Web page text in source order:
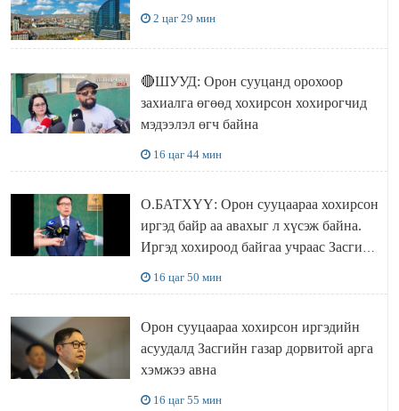
2 цаг 29 мин
🔴ШУУД: Орон сууцанд орохоор
захиалга өгөөд хохирсон хохирогчид
мэдээлэл өгч байна
16 цаг 44 мин
О.БАТХҮҮ: Орон сууцаараа хохирсон
иргэд байр аа авахыг л хүсэж байна.
Иргэд хохироод байгаа учраас Засгийн
16 цаг 50 мин
Орон сууцаараа хохирсон иргэдийн
асуудалд Засгийн газар дорвитой арга
хэмжээ авна
16 цаг 55 мин